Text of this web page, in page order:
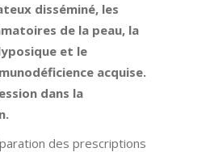
disséminé, les
de la peau, la
et le
acquise.
dans la
des prescriptions